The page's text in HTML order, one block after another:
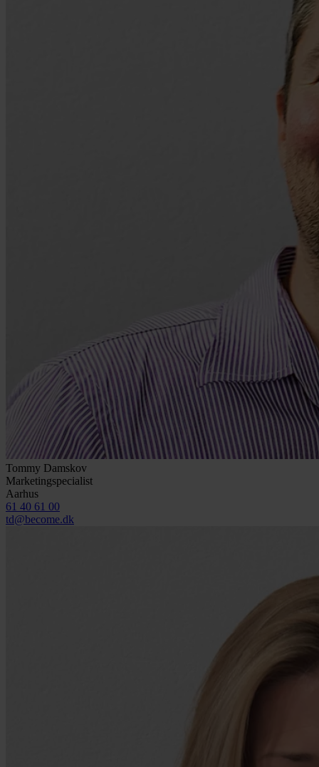
Tommy Damskov
Marketingspecialist
Aarhus
61 40 61 00
td@become.dk